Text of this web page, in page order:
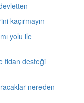
kaçırmayın
yolu ile
fidan desteği
nereden